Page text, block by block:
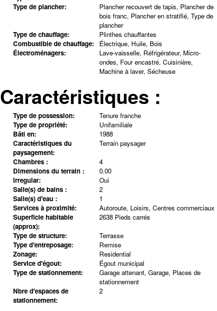
Type de plancher:
Plancher recouvert de tapis, Plancher de
bois franc, Plancher en stratifié, Type de
plancher
Type de chauffage:
Plinthes chauffantes
Combustible de chauffage:
Électrique, Huile, Bois
Électroménagers:
Lave-vaisselle, Réfrigérateur, Micro-
ondes, Four encastré, Cuisinière,
Machine à laver, Sécheuse
Caractéristiques :
Type de possession:
Tenure franche
Type de propriété:
Unifamiliale
Bâti en:
1988
Caractéristiques du
paysagement:
Terrain paysager
Chambres :
4
Dimensions du terrain :
0.00
Irregular:
Oui
Salle(s) de bains :
2
Salle(s) d'eau :
1
Services à proximité:
Autoroute, Loisirs, Centres commerciaux
Superficie habitable
(approx):
2638 Pieds carrés
Type de structure:
Terrasse
Type d'entreposage:
Remise
Zonage:
Residential
Service d'égout:
Égout municipal
Type de stationnement:
Garage attenant, Garage, Places de
stationnement
Nbre d'espaces de
stationnement:
2